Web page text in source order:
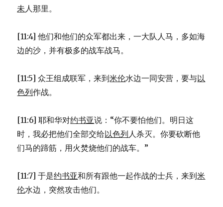
未人那里。
[11:4] 他们和他们的众军都出来，一大队人马，多如海
边的沙，并有极多的战车战马。
[11:5] 众王组成联军，来到米伦水边一同安营，要与以
色列作战。
[11:6] 耶和华对约书亚说：“你不要怕他们。明日这
时，我必把他们全部交给以色列人杀灭。你要砍断他
们马的蹄筋，用火焚烧他们的战车。”
[11:7] 于是约书亚和所有跟他一起作战的士兵，来到米
伦水边，突然攻击他们。